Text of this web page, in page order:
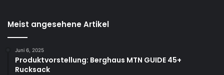
Meist angesehene Artikel
Juni 6, 2025
Produktvorstellung: Berghaus MTN GUIDE 45+
Rucksack